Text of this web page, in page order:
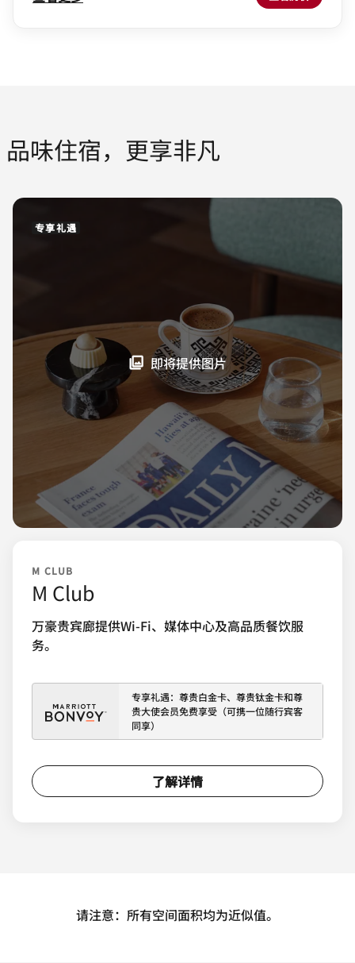
品味住宿，更享非凡
专享礼遇
即将提供图片
M CLUB
M Club
万豪贵宾廊提供Wi-Fi、媒体中心及高品质餐饮服
务。
专享礼遇：尊贵白金卡、尊贵钛金卡和尊
贵大使会员免费享受（可携一位随行宾客
同享）
了解详情
请注意：所有空间面积均为近似值。